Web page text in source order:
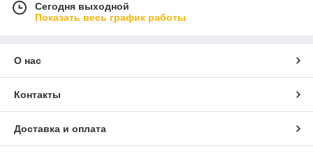
Сегодня выходной
Показать весь график работы
О нас
Контакты
Доставка и оплата